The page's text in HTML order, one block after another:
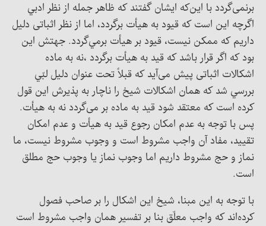
برنمی‌گردد با این‌که ایشان گفتند که ظاهر جمله از نظر ادبي
اگرچه اين است که قیود به هیأت برگردد، اما از نظر اثباتی دلیل
داریم که ممکن نیست، قيود بر هيأت برمي‌گردد. جهتش این
بود که اگر قرار باشد که قید به هیأت برگردد ،نه به ماده
اشکالات اثباتی پیش می‌آید که قبلاً تحت عنوان دليل لبّي
بررسي شد که همان اشکالات شیخ را ناچار به پذیرش این قول
کرده است که معتقد شود قید به ماده بر می‌گردد نه به هیأت.
پس با توجه به عدم امکان رجوع قيد به هيأت و عدم امکان
تقييد، مفاد آن واجب مشروط است و وجوب مشروط نیست، ما
نماز و حج مشروط داریم اما وجوب نماز یا وجوب حج مطلق
است.
با توجه به این مبنا، شیخ این اشکال را بر صاحب فصول
کرده‌اند که واجب معلّق بنا بر تفسير همان واجب مشروط است